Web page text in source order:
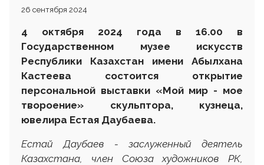
26 сентября 2024
4 октября 2024 года в 16.00 в
Государственном музее искусств
Республики Казахстан имени Абылхана
Кастеева состоится открытие
персональной выставки «Мой мир - мое
твороение» скульптора, кузнеца,
ювелира Естая Даубаева.
Естай Даубаев - заслуженный деятель
Казахстана, член Союза художников РК,